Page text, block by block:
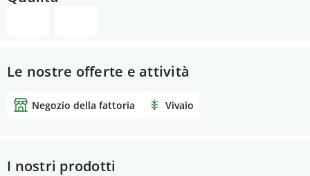
Bargeldkasse am Verkaufsstand. Bei Fragen wenden
Produktionsteam wenden: gaertnerei@appisberg.ch
Le nostre offerte e attività
Negozio della fattoria Vivaio
I nostri prodotti